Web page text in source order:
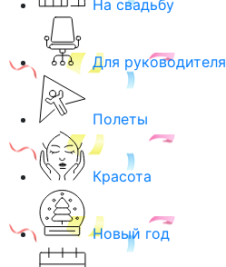
На свадьбу
Для руководителя
Полеты
Красота
Новый год